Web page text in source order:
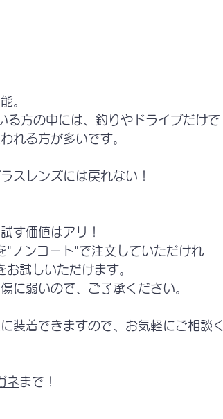
。
方の中には、釣りやドライブだけで
れる方が多いです。
スレンズには戻れない！
す価値はアリ！
ノンコート"で注文していただけれ
試しいただけます。
に弱いので、ご了承ください。
装着できますので、お気軽にご相談く
ネまで！